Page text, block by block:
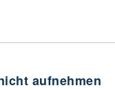
aufnehmen